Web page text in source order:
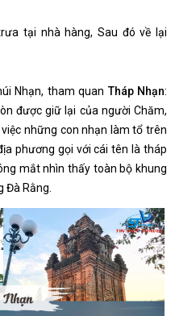
tại nhà hàng, Sau đó về lại
Nhạn, tham quanTháp Nhạn:
được giữ lại của người Chăm,
những con nhạn làm tổ trên
phương gọi với cái tên là tháp
mắt nhìn thấy toàn bộ khung
Đà Rằng.